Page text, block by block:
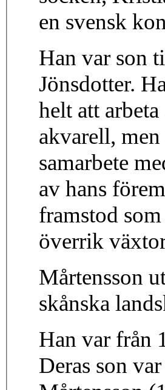
en svensk
Han var son
Jönsdotter.
helt att
akvarell,
samarbete
av hans
framstod
överrik
Mårtensson
skånska
Han var från
Deras son